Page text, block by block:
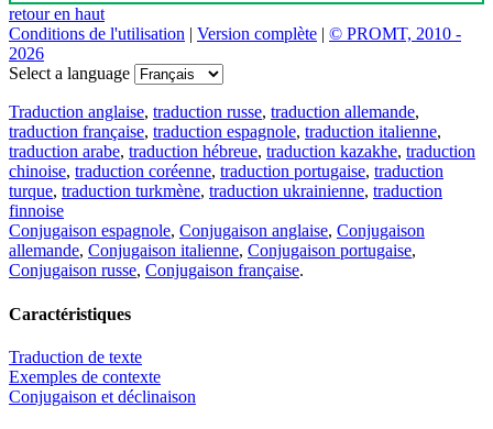
retour en haut
Conditions de l'utilisation | Version complète | © PROMT, 2010 -
2026
Select a language
Traduction anglaise, traduction russe, traduction allemande,
traduction française, traduction espagnole, traduction italienne,
traduction arabe, traduction hébreue, traduction kazakhe, traduction
chinoise, traduction coréenne, traduction portugaise, traduction
turque, traduction turkmène, traduction ukrainienne, traduction
finnoise
Conjugaison espagnole, Conjugaison anglaise, Conjugaison
allemande, Conjugaison italienne, Conjugaison portugaise,
Conjugaison russe, Conjugaison française.
Caractéristiques
Traduction de texte
Exemples de contexte
Conjugaison et déclinaison